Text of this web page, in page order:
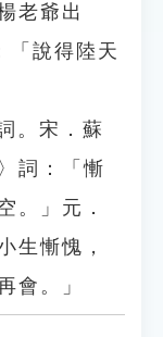
老爺出
「說得陸天
。宋．蘇
詞：「慚
。」元．
生慚愧，
會。」